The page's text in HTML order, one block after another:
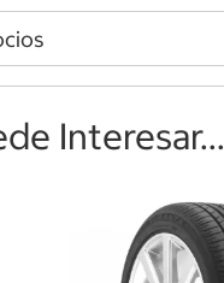
Interesar...